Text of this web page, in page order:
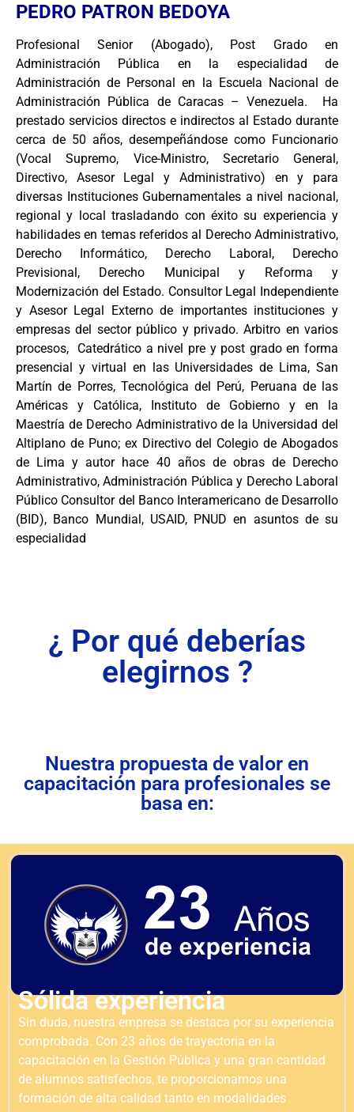
PEDRO PATRON BEDOYA
Profesional Senior (Abogado), Post Grado en
Administración Pública en la especialidad de
Administración de Personal en la Escuela Nacional de
Administración Pública de Caracas – Venezuela. Ha
prestado servicios directos e indirectos al Estado durante
cerca de 50 años, desempeñándose como Funcionario
(Vocal Supremo, Vice-Ministro, Secretario General,
Directivo, Asesor Legal y Administrativo) en y para
diversas Instituciones Gubernamentales a nivel nacional,
regional y local trasladando con éxito su experiencia y
habilidades en temas referidos al Derecho Administrativo,
Derecho Informático, Derecho Laboral, Derecho
Previsional, Derecho Municipal y Reforma y
Modernización del Estado. Consultor Legal Independiente
y Asesor Legal Externo de importantes instituciones y
empresas del sector público y privado. Arbitro en varios
procesos, Catedrático a nivel pre y post grado en forma
presencial y virtual en las Universidades de Lima, San
Martín de Porres, Tecnológica del Perú, Peruana de las
Américas y Católica, Instituto de Gobierno y en la
Maestría de Derecho Administrativo de la Universidad del
Altiplano de Puno; ex Directivo del Colegio de Abogados
de Lima y autor hace 40 años de obras de Derecho
Administrativo, Administración Pública y Derecho Laboral
Público Consultor del Banco Interamericano de Desarrollo
(BID), Banco Mundial, USAID, PNUD en asuntos de su
especialidad
¿ Por qué deberías
elegirnos ?
Nuestra propuesta de valor en
capacitación para profesionales se
basa en:
Sólida experiencia
Sin duda, nuestra empresa se destaca por su experiencia
comprobada. Con 23 años de trayectoria en la
capacitación en la Gestión Pública y una gran cantidad
de alumnos satisfechos, te proporcionamos una
formación de alta calidad tanto en modalidades